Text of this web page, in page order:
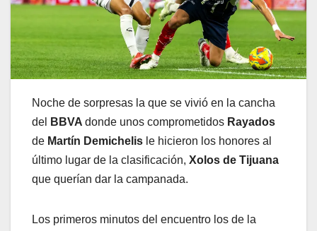
Noche de sorpresas la que se vivió en la cancha
del
BBVA donde unos comprometidos Rayados
de Martín Demichelis le hicieron los honores al
último lugar de la clasificación, Xolos de Tijuana
que querían dar la campanada.
Los primeros minutos del encuentro los de la